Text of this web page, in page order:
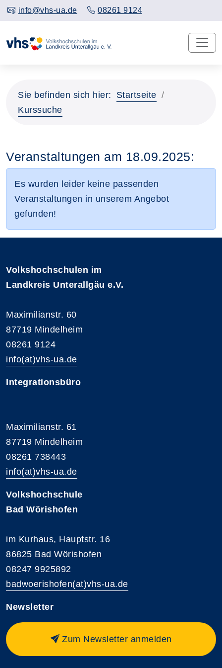
info@vhs-ua.de 08261 9124
Sie befinden sich hier:
Startseite
Kurssuche
Veranstaltungen am 18.09.2025:
Es wurden leider keine passenden
Veranstaltungen in unserem Angebot
gefunden!
Volkshochschulen im
Landkreis Unterallgäu e.V.
Maximilianstr. 60
87719 Mindelheim
08261 9124
info(at)vhs-ua.de
Integrationsbüro
Maximilianstr. 61
87719 Mindelheim
08261 738443
info(at)vhs-ua.de
Volkshochschule
Bad Wörishofen
im Kurhaus, Hauptstr. 16
86825 Bad Wörishofen
08247 9925892
badwoerishofen(at)vhs-ua.de
Newsletter
Zum Newsletter anmelden